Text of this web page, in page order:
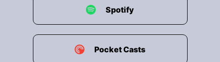
Spotify
Pocket Casts